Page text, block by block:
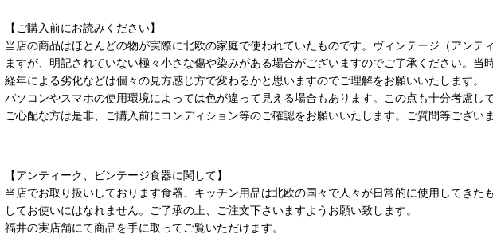
【ご購入前にお読みください】
当店の商品はほとんどの物が実際に北欧の家庭で使われていたものです。ヴィンテージ（アン
ますが、明記されていない極々小さな傷や染みがある場合がございますのでご了承ください。当
経年による劣化などは個々の見方感じ方で変わるかと思いますのでご理解をお願いいたします。
パソコンやスマホの使用環境によっては色が違って見える場合もあります。この点も十分考慮し
ご心配な方は是非、ご購入前にコンディション等のご確認をお願いいたします。ご質問等ござい
【アンティーク、ビンテージ食器に関して】
当店でお取り扱いしております食器、キッチン用品は北欧の国々で人々が日常的に使用してき
してお使いにはなれません。ご了承の上、ご注文下さいますようお願い致します。
福井の実店舗にて商品を手に取ってご覧いただけます。